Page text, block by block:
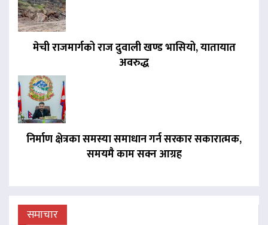
मेची राजमार्गको राज दुवाली खण्ड भासियो, यातायात
अवरुद्ध
निर्माण क्षेत्रका समस्या समाधान गर्न सरकार सकारात्मक,
समयमै काम सक्न आग्रह
समाचार